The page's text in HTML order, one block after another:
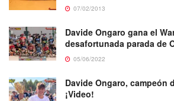
07/02/2013
Davide Ongaro gana el
desafortunada parada de
05/06/2022
Davide Ongaro, campeón
¡Video!